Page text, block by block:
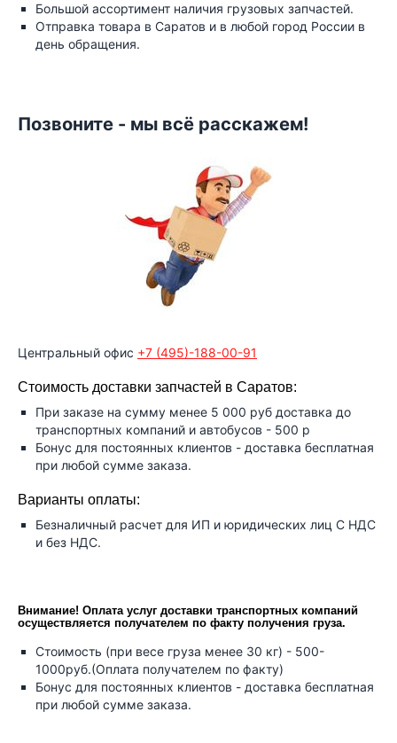
Большой ассортимент наличия грузовых запчастей.
Отправка товара в Саратов и в любой город России в
день обращения.
Позвоните - мы всё расскажем!
Центральный офис +7 (495)-188-00-91
Стоимость доставки запчастей в Саратов:
При заказе на сумму менее 5 000 руб доставка до
транспортных компаний и автобусов - 500 р
Бонус для постоянных клиентов - доставка бесплатная
при любой сумме заказа.
Варианты оплаты:
Безналичный расчет для ИП и юридических лиц С НДС
и без НДС.
Внимание! Оплата услуг доставки транспортных компаний
осуществляется получателем по факту получения груза.
Стоимость (при весе груза менее 30 кг) - 500-
1000руб.(Оплата получателем по факту)
Бонус для постоянных клиентов - доставка бесплатная
при любой сумме заказа.